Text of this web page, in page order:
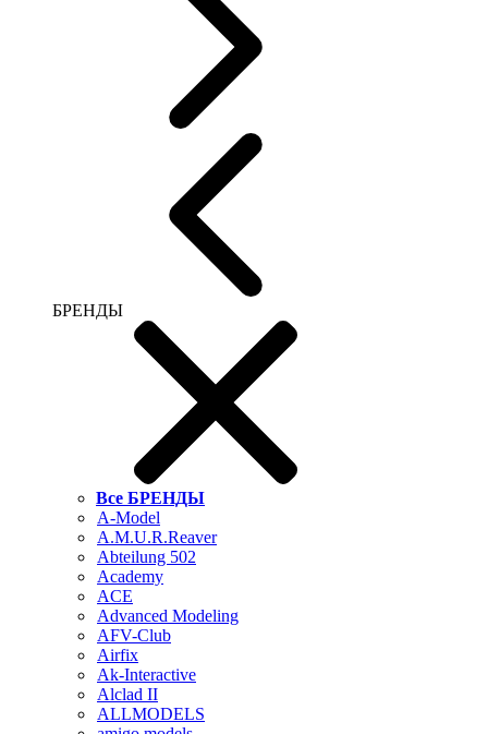
БРЕНДЫ
Все БРЕНДЫ
A-Model
A.M.U.R.Reaver
Abteilung 502
Academy
ACE
Advanced Modeling
AFV-Club
Airfix
Ak-Interactive
Alclad II
ALLMODELS